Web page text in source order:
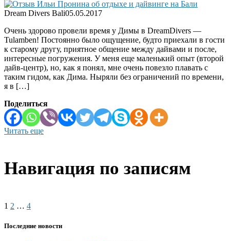
Dream Divers Bali05.05.2017
Очень здорово провели время у Димы в DreamDivers —
Tulamben! Постоянно было ощущение, будто приехали в гости
к старому другу, приятное общение между дайвами и после,
интересные погружения. У меня еще маленький опыт (второй
дайв-центр), но, как я понял, мне очень повезло плавать с
таким гидом, как Дима. Ныряли без ограничений по времени,
я в […]
Поделиться
Читать еще
Навигация по записям
1 2 … 4
Последние новости